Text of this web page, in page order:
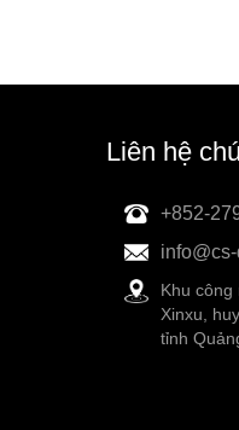
Liên hệ
+852-
Khu công
Xinxu,
tỉnh